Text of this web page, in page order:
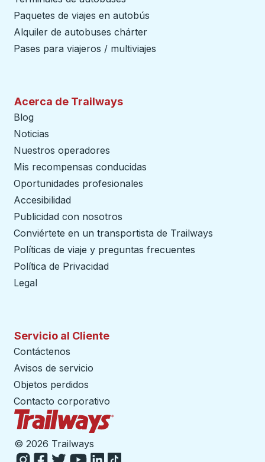
Paquetes de viajes en autobús
Alquiler de autobuses chárter
Pases para viajeros / multiviajes
Acerca de Trailways
Blog
Noticias
Nuestros operadores
Mis recompensas conducidas
Oportunidades profesionales
Accesibilidad
Publicidad con nosotros
Conviértete en un transportista de Trailways
Políticas de viaje y preguntas frecuentes
Política de Privacidad
Legal
Servicio al Cliente
Contáctenos
Avisos de servicio
Objetos perdidos
Contacto corporativo
© 2026 Trailways